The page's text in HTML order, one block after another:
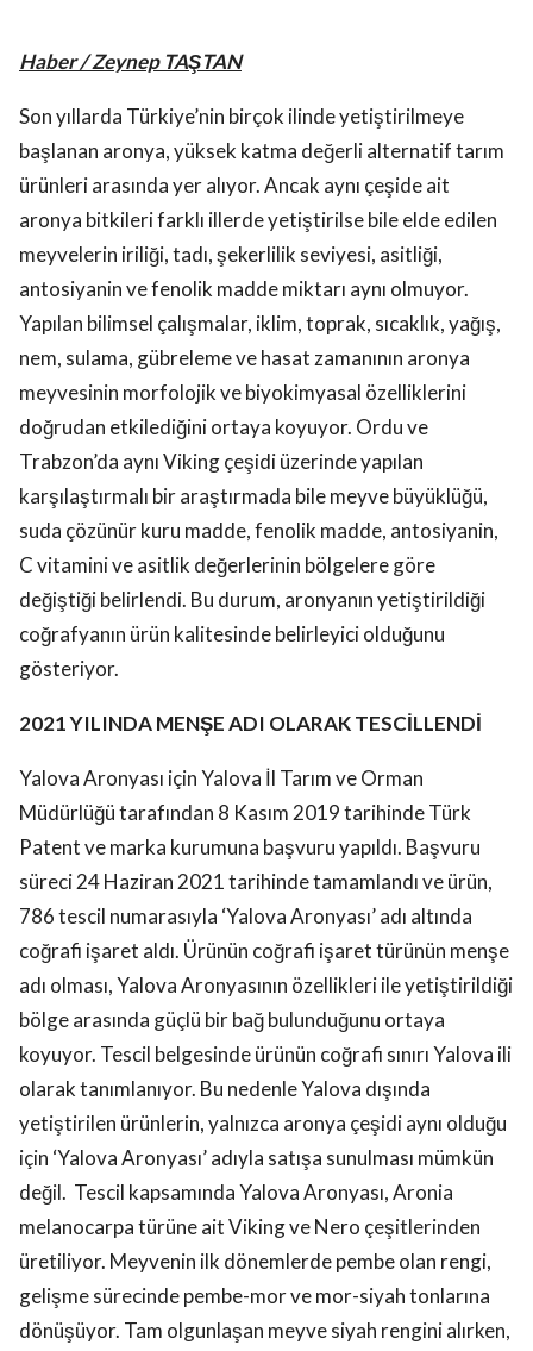
Haber / Zeynep TAŞTAN
Son yıllarda Türkiye’nin birçok ilinde yetiştirilmeye
başlanan aronya, yüksek katma değerli alternatif tarım
ürünleri arasında yer alıyor. Ancak aynı çeşide ait
aronya bitkileri farklı illerde yetiştirilse bile elde edilen
meyvelerin iriliği, tadı, şekerlilik seviyesi, asitliği,
antosiyanin ve fenolik madde miktarı aynı olmuyor.
Yapılan bilimsel çalışmalar, iklim, toprak, sıcaklık, yağış,
nem, sulama, gübreleme ve hasat zamanının aronya
meyvesinin morfolojik ve biyokimyasal özelliklerini
doğrudan etkilediğini ortaya koyuyor. Ordu ve
Trabzon’da aynı Viking çeşidi üzerinde yapılan
karşılaştırmalı bir araştırmada bile meyve büyüklüğü,
suda çözünür kuru madde, fenolik madde, antosiyanin,
C vitamini ve asitlik değerlerinin bölgelere göre
değiştiği belirlendi. Bu durum, aronyanın yetiştirildiği
coğrafyanın ürün kalitesinde belirleyici olduğunu
gösteriyor.
2021 YILINDA MENŞE ADI OLARAK TESCİLLENDİ
Yalova Aronyası için Yalova İl Tarım ve Orman
Müdürlüğü tarafından 8 Kasım 2019 tarihinde Türk
Patent ve marka kurumuna başvuru yapıldı. Başvuru
süreci 24 Haziran 2021 tarihinde tamamlandı ve ürün,
786 tescil numarasıyla ‘Yalova Aronyası’ adı altında
coğrafi işaret aldı. Ürünün coğrafi işaret türünün menşe
adı olması, Yalova Aronyasının özellikleri ile yetiştirildiği
bölge arasında güçlü bir bağ bulunduğunu ortaya
koyuyor. Tescil belgesinde ürünün coğrafi sınırı Yalova ili
olarak tanımlanıyor. Bu nedenle Yalova dışında
yetiştirilen ürünlerin, yalnızca aronya çeşidi aynı olduğu
için ‘Yalova Aronyası’ adıyla satışa sunulması mümkün
değil. Tescil kapsamında Yalova Aronyası, Aronia
melanocarpa türüne ait Viking ve Nero çeşitlerinden
üretiliyor. Meyvenin ilk dönemlerde pembe olan rengi,
gelişme sürecinde pembe-mor ve mor-siyah tonlarına
dönüşüyor. Tam olgunlaşan meyve siyah rengini alırken,